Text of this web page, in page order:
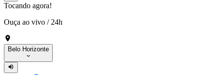
Tocando agora!
Ouça ao vivo / 24h
Belo Horizonte